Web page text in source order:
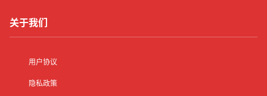
关于我们
用户协议
隐私政策